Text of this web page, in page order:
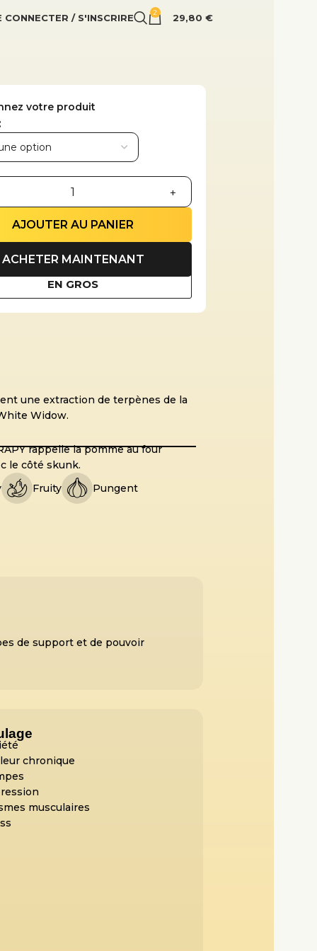
CONNECTER / S'INSCRIRE 2 29,80 €
votre produit
AJOUTER AU PANIER
ACHETER MAINTENANT
EN GROS
une extraction de terpènes de la
Widow.
rappelle la pomme au four
le côté skunk.
Fruity Pungent
de support et de pouvoir
chronique
musculaires